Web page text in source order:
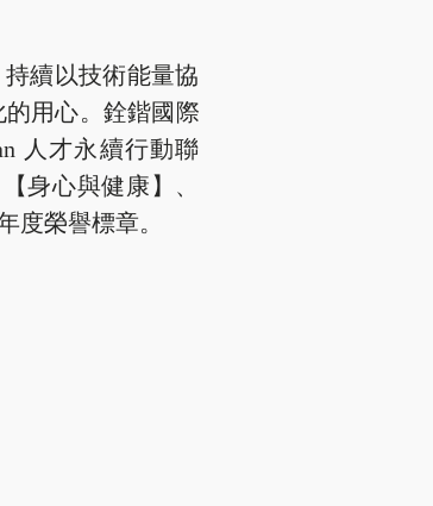
續以技術能量協
用心。銓鍇國際
人才永續行動聯
身心與健康】、
度榮譽標章。